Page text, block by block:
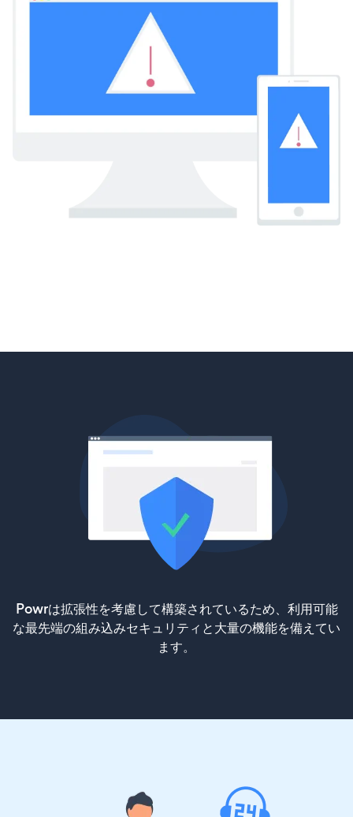
Powrは拡張性を考慮して構築されているため、利用可能
な最先端の組み込みセキュリティと大量の機能を備えてい
ます。